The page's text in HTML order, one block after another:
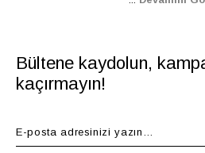
Bültene kaydolun,
kaçırmayın!